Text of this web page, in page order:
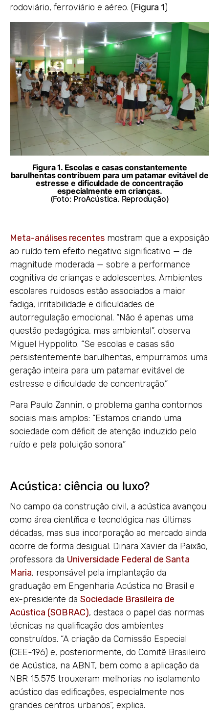
rodoviário, ferroviário e aéreo. (Figura 1)
Figura 1. Escolas e casas constantemente
barulhentas contribuem para um patamar evitável de
estresse e dificuldade de concentração
especialmente em crianças.
(Foto: ProAcústica. Reprodução)
Meta-análises recentes mostram que a exposição
ao ruído tem efeito negativo significativo — de
magnitude moderada — sobre a performance
cognitiva de crianças e adolescentes. Ambientes
escolares ruidosos estão associados a maior
fadiga, irritabilidade e dificuldades de
autorregulação emocional. “Não é apenas uma
questão pedagógica, mas ambiental”, observa
Miguel Hyppolito. “Se escolas e casas são
persistentemente barulhentas, empurramos uma
geração inteira para um patamar evitável de
estresse e dificuldade de concentração.”
Para Paulo Zannin, o problema ganha contornos
sociais mais amplos: “Estamos criando uma
sociedade com déficit de atenção induzido pelo
ruído e pela poluição sonora.”
Acústica: ciência ou luxo?
No campo da construção civil, a acústica avançou
como área científica e tecnológica nas últimas
décadas, mas sua incorporação ao mercado ainda
ocorre de forma desigual. Dinara Xavier da Paixão,
professora da Universidade Federal de Santa
Maria, responsável pela implantação da
graduação em Engenharia Acústica no Brasil e
ex-presidente da Sociedade Brasileira de
Acústica (SOBRAC), destaca o papel das normas
técnicas na qualificação dos ambientes
construídos. “A criação da Comissão Especial
(CEE-196) e, posteriormente, do Comitê Brasileiro
de Acústica, na ABNT, bem como a aplicação da
NBR 15.575 trouxeram melhorias no isolamento
acústico das edificações, especialmente nos
grandes centros urbanos”, explica.